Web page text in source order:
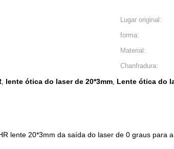
Lugar original:
forma:
Material:
Chanfradura:
, lente ótica do laser de 20*3mm, Lente ótica do
lente 20*3mm da saída do laser de 0 graus para